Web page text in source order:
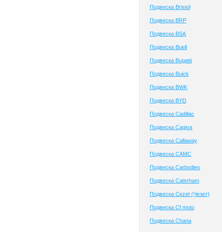
Подвеска Bristol
Подвеска BRP
Подвеска BSA
Подвеска Buell
Подвеска Bugatti
Подвеска Buick
Подвеска BWK
Подвеска BYD
Подвеска Cadillac
Подвеска Cagiva
Подвеска Callaway
Подвеска CAMC
Подвеска Carbodies
Подвеска Caterham
Подвеска Cezet (Чезет)
Подвеска Cf moto
Подвеска Chana